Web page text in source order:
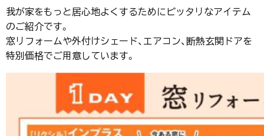
我が家をもっと居心地よくするためにピッタリなアイテム
のご紹介です。
窓リフォームや外付けシェード、エアコン、断熱玄関ドアを
特別価格でご用意しています。